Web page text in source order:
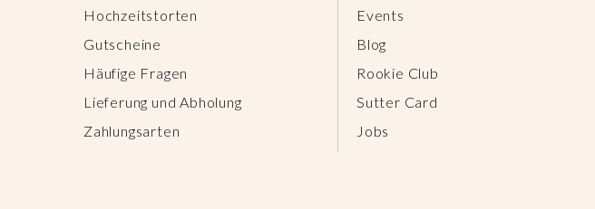
Hochzeitstorten
Gutscheine
Häufige Fragen
Lieferung und Abholung
Zahlungsarten
Events
Blog
Rookie Club
Sutter Card
Jobs